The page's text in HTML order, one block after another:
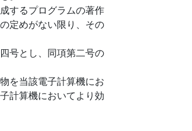
するプログラムの著作
定めがない限り、その
号とし、同項第二号の
を当該電子計算機にお
計算機においてより効